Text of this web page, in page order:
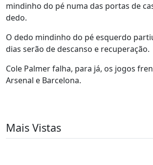
mindinho do pé numa das portas de
dedo.
O dedo mindinho do pé esquerdo
dias serão de descanso e recuperação.
Cole Palmer falha, para já, os jogos
Arsenal e Barcelona.
Mais Vistas